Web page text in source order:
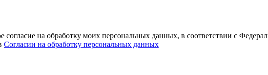
на обработку моих персональных данных, в соответствии с
Согласии на обработку персональных данных